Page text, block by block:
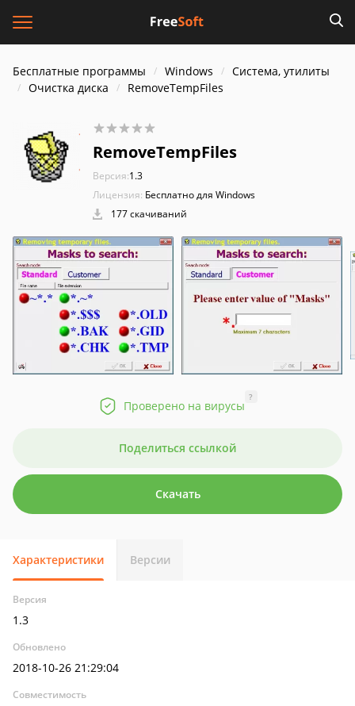
Бесплатные программы Windows
Система, утилиты
Очистка диска
RemoveTempFiles
RemoveTempFiles
Версия:1.3
Лицензия: Бесплатно для Windows
177 скачиваний
Проверено на вирусы
?
Поделиться ссылкой
Скачать
Характеристики Версии
Версия
1.3
Обновлено
2018-10-26 21:29:04
Совместимость